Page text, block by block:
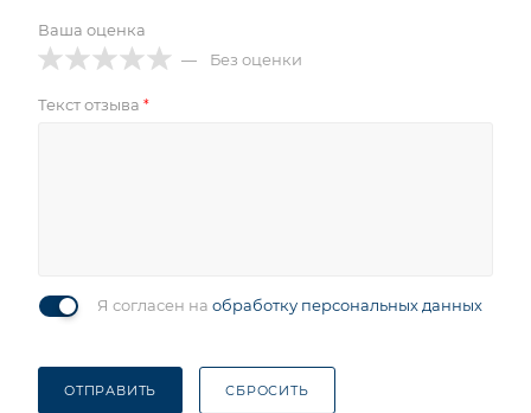
Ваша оценка
Без оценки
Текст отзыва *
Я согласен на обработку персональных данных
ОТПРАВИТЬ СБРОСИТЬ